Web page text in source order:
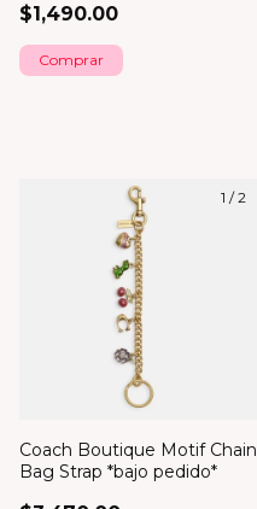
$1,490.00
Comprar
1 /2
Coach Boutique Motif Chain
Bag Strap *bajo pedido*